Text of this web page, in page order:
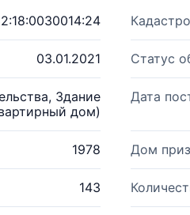
03.01.2021 Статус
Здание
дом)
Дата
1978 Дом
143